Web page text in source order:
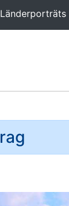
Länderporträts